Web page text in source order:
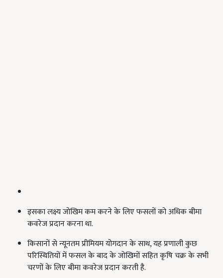
इसका लक्ष्य जोखिम कम करने के लिए फसलों को अधिक बीमा
कवरेज प्रदान करना था.
किसानों से न्यूनतम प्रीमियम योगदान के साथ, यह प्रणाली कुछ
परिस्थितियों में फसल के बाद के जोखिमों सहित कृषि चक्र के सभी
चरणों के लिए बीमा कवरेज प्रदान करती है.